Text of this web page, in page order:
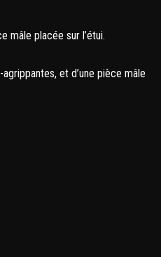
mâle placée sur l’étui.
et d’une pièce mâle